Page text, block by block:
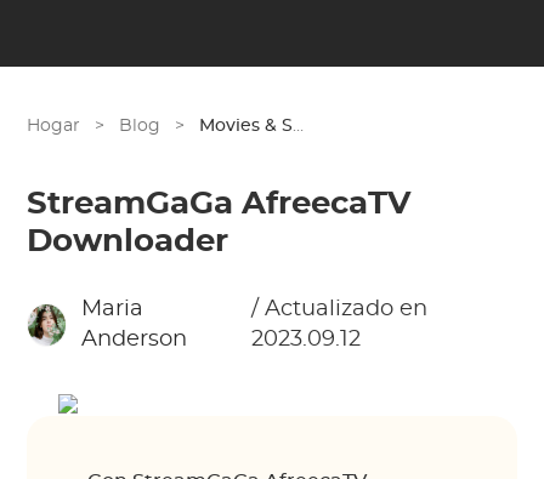
Hogar > Blog > Movies & Shows
StreamGaGa AfreecaTV
Downloader
Maria
Anderson
/ Actualizado en
2023.09.12